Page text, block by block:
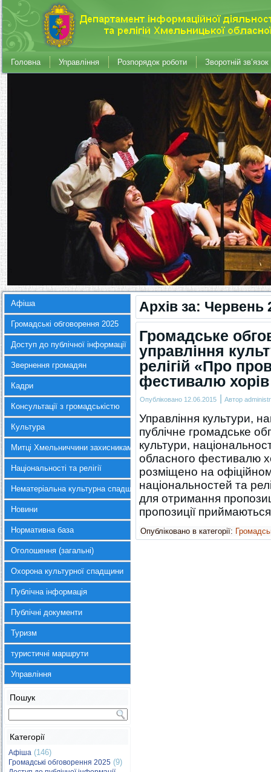
Головна Управління Розпорядок роботи Зворотній зв’язок
Афіша
Громадські обговорення 2025
Доступ до публічної інформації
Звернення громадян
Кадри
Консультації з громадськістю
Культура
Митці Хмельниччини захисникам України
Національності та релігії
Нематеріальна культурна спадщина
Новини
Нормативна база
Оголошення (загальні)
Охорона культурної спадщини
Публічна інформація
Публічні документи
Туризм
туристичні маршрути
Управління
Пошук
Категорії
Афіша (146)
Громадські обговорення 2025 (9)
Архів за: Червень
Громадське
управління
релігій «Про
фестивалю хорів
Опубліковано 12.06.2015 | Автор
Управління культури,
публічне громадське
культури,
обласного фестивалю
розміщено на
національностей та
для отримання
пропозиції
Опубліковано в категорії: